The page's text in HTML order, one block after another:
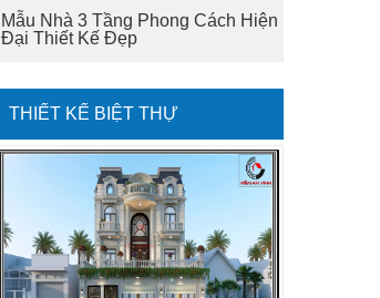
Mẫu Nhà 3 Tầng Phong Cách Hiện
Đại Thiết Kế Đẹp
THIẾT KẾ BIỆT THỰ